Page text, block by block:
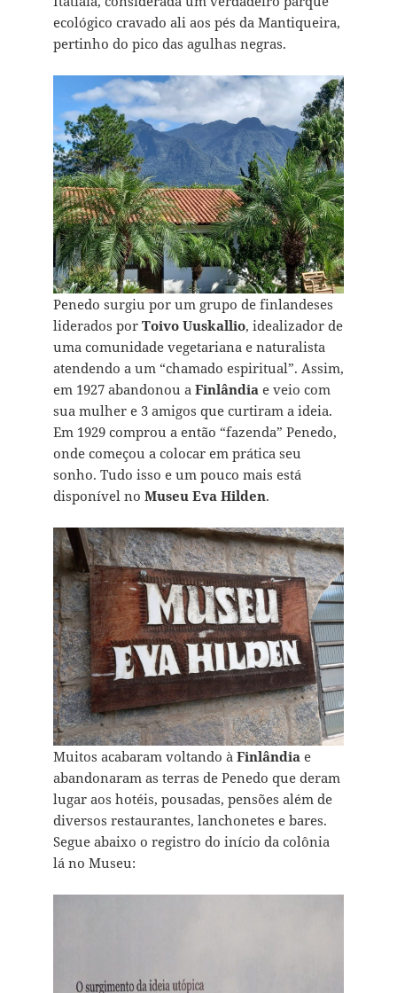
ecológico cravado ali aos pés da Mantiqueira,
pertinho do pico das agulhas negras.
Penedo surgiu por um grupo de finlandeses
liderados por Toivo Uuskallio, idealizador de
uma comunidade vegetariana e naturalista
atendendo a um “chamado espiritual”. Assim,
em 1927 abandonou a Finlândiae veio com
sua mulher e 3 amigos que curtiram a ideia.
Em 1929 comprou a então “fazenda” Penedo,
onde começou a colocar em prática seu
sonho. Tudo isso e um pouco mais está
disponível no Museu Eva Hilden.
Muitos acabaram voltando à Finlândiae
abandonaram as terras de Penedo que deram
lugar aos hotéis, pousadas, pensões além de
diversos restaurantes, lanchonetes e bares.
Segue abaixo o registro do início da colônia
lá no Museu: